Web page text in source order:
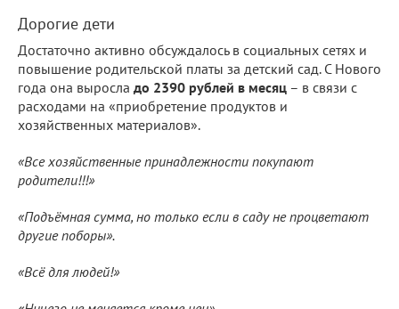
Дорогие дети
Достаточно активно обсуждалось в социальных сетях и
повышение родительской платы за детский сад. С Нового
года она выросла до 2390 рублей в месяц – в связи с
расходами на «приобретение продуктов и
хозяйственных материалов».
«Все хозяйственные принадлежности покупают
родители!!!»
«Подъёмная сумма, но только если в саду не процветают
другие поборы».
«Всё для людей!»